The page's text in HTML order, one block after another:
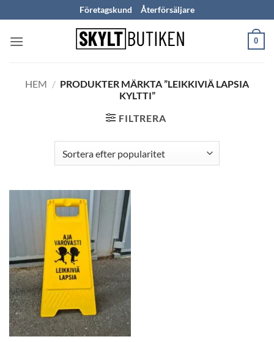
to
content
Företagskund Återförsäljare
0
HEM / PRODUKTER MÄRKTA ”LEIKKIVIÄ LAPSIA
KYLTTI”
FILTRERA